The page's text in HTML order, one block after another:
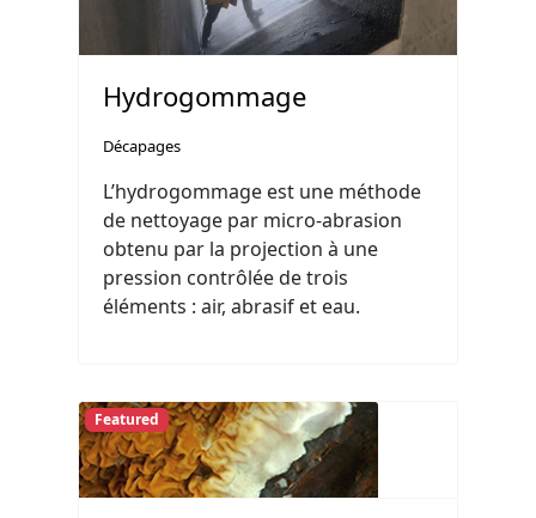
Hydrogommage
Décapages
L’hydrogommage est une méthode
de nettoyage par micro-abrasion
obtenu par la projection à une
pression contrôlée de trois
éléments : air, abrasif et eau.
Featured